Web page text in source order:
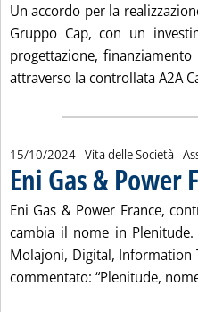
Un accordo per la
Gruppo Cap, con un
progettazione,
attraverso la controllata A2A
15/10/2024- Vita delle Società -
Eni Gas &
Eni Gas & Power France,
cambia il nome in
Molajoni, Digital, Information
commentato: “Plenitude,